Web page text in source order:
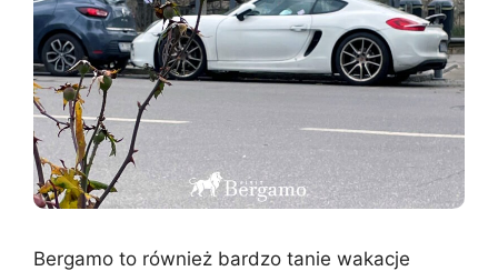
Bergamo to również bardzo tanie wakacje